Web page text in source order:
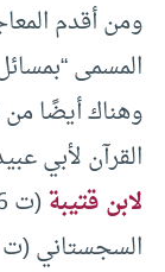
المسمى
وهناك أيضًا
القرآن لأبي عبيدة
لابن قتيبة
السجستاني (ت 250هـ).